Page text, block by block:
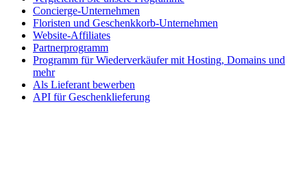
Concierge-Unternehmen
Floristen und Geschenkkorb-Unternehmen
Website-Affiliates
Partnerprogramm
Programm für Wiederverkäufer mit Hosting, Domains und
mehr
Als Lieferant bewerben
API für Geschenklieferung